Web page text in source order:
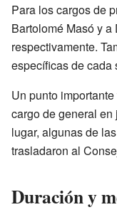
Para los cargos de
Bartolomé Masó y
respectivamente.
específicas de cada
Un punto
cargo de general
lugar, algunas de
trasladaron al
Duración y